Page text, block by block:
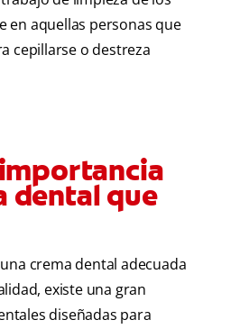
en aquellas personas que
cepillarse o destreza
dental que
crema dental adecuada
existe una gran
diseñadas para